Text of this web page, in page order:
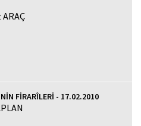
ARAÇ
FİRARÎLERİ - 17.02.2010